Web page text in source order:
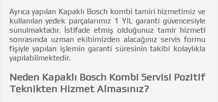
Ayrıca yapılan Kapaklı Bosch kombi tamiri hizmetimiz ve
kullanılan yedek parçalarımız 1 YIL garanti güvencesiyle
sunulmaktadır. İstifade etmiş olduğunuz tamir hizmeti
sonrasında uzman ekibimizden alacağınız servis formu
fişiyle yapılan işlemin garanti süresinin takibi kolaylıkla
yapılabilmektedir.
Neden Kapaklı Bosch Kombi Servisi Pozitif
Teknikten Hizmet Almasınız?